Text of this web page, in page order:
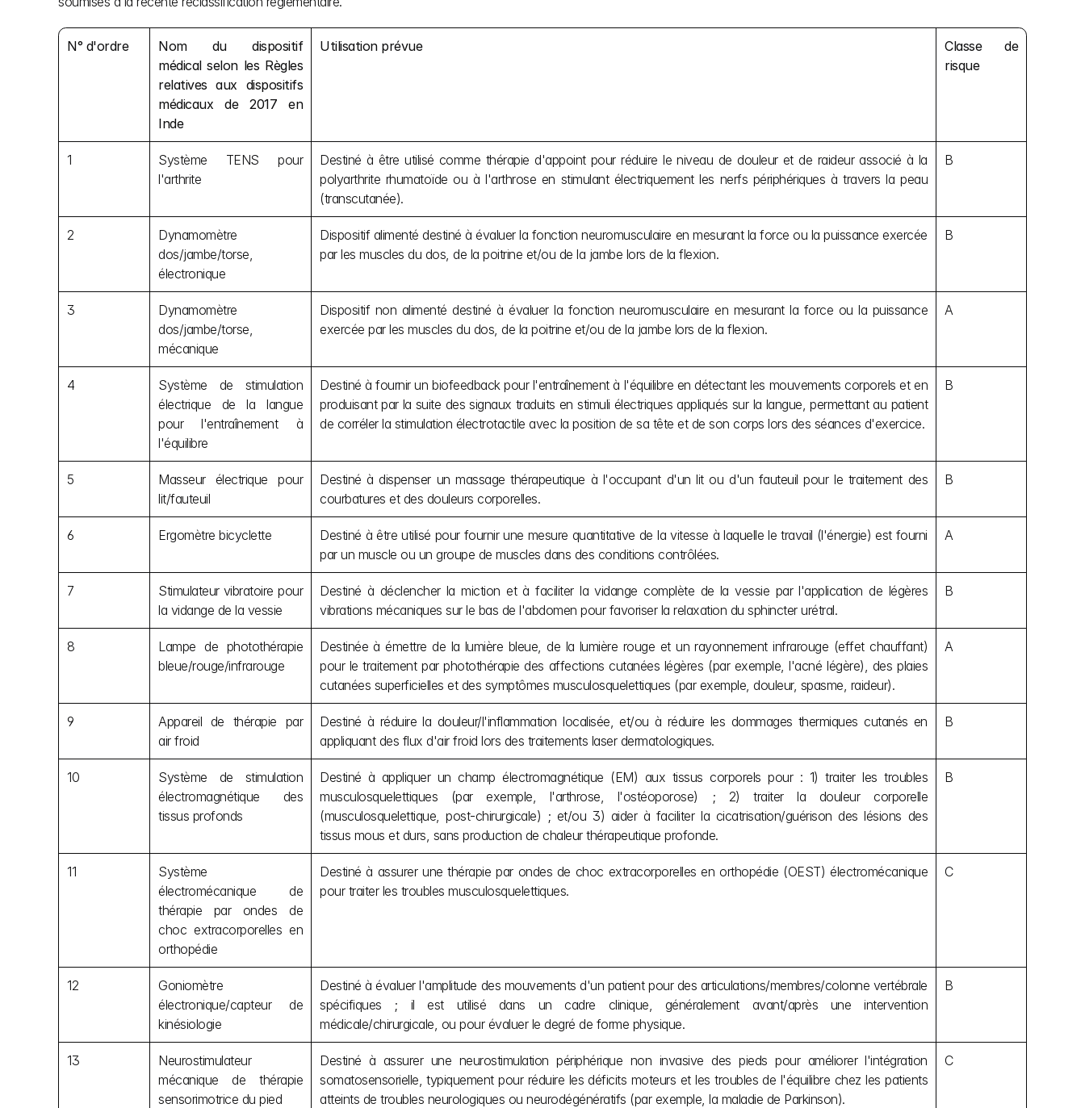
N° d'ordre
Nom du dispositif
médical selon les Règles
relatives aux dispositifs
médicaux de 2017 en
Inde
Utilisation prévue
Classe de
risque
1
Système TENS pour
l'arthrite
Destiné à être utilisé comme thérapie d'appoint pour réduire le niveau de douleur et de raideur associé à la
polyarthrite rhumatoïde ou à l'arthrose en stimulant électriquement les nerfs périphériques à travers la peau
(transcutanée).
B
2
Dynamomètre
dos/jambe/torse,
électronique
Dispositif alimenté destiné à évaluer la fonction neuromusculaire en mesurant la force ou la puissance exercée
par les muscles du dos, de la poitrine et/ou de la jambe lors de la flexion.
B
3
Dynamomètre
dos/jambe/torse,
mécanique
Dispositif non alimenté destiné à évaluer la fonction neuromusculaire en mesurant la force ou la puissance
exercée par les muscles du dos, de la poitrine et/ou de la jambe lors de la flexion.
A
4
Système de stimulation
électrique de la langue
pour l'entraînement à
l'équilibre
Destiné à fournir un biofeedback pour l'entraînement à l'équilibre en détectant les mouvements corporels et en
produisant par la suite des signaux traduits en stimuli électriques appliqués sur la langue, permettant au patient
de corréler la stimulation électrotactile avec la position de sa tête et de son corps lors des séances d'exercice.
B
5
Masseur électrique pour
lit/fauteuil
Destiné à dispenser un massage thérapeutique à l'occupant d'un lit ou d'un fauteuil pour le traitement des
courbatures et des douleurs corporelles.
B
6 Ergomètre bicyclette
Destiné à être utilisé pour fournir une mesure quantitative de la vitesse à laquelle le travail (l'énergie) est fourni
par un muscle ou un groupe de muscles dans des conditions contrôlées.
A
7
Stimulateur vibratoire pour
la vidange de la vessie
Destiné à déclencher la miction et à faciliter la vidange complète de la vessie par l'application de légères
vibrations mécaniques sur le bas de l'abdomen pour favoriser la relaxation du sphincter urétral.
B
8
Lampe de photothérapie
bleue/rouge/infrarouge
Destinée à émettre de la lumière bleue, de la lumière rouge et un rayonnement infrarouge (effet chauffant)
pour le traitement par photothérapie des affections cutanées légères (par exemple, l'acné légère), des plaies
cutanées superficielles et des symptômes musculosquelettiques (par exemple, douleur, spasme, raideur).
A
9
Appareil de thérapie par
air froid
Destiné à réduire la douleur/l'inflammation localisée, et/ou à réduire les dommages thermiques cutanés en
appliquant des flux d'air froid lors des traitements laser dermatologiques.
B
10
Système de stimulation
électromagnétique des
tissus profonds
Destiné à appliquer un champ électromagnétique (EM) aux tissus corporels pour : 1) traiter les troubles
musculosquelettiques (par exemple, l'arthrose, l'ostéoporose) ; 2) traiter la douleur corporelle
(musculosquelettique, post-chirurgicale) ; et/ou 3) aider à faciliter la cicatrisation/guérison des lésions des
tissus mous et durs, sans production de chaleur thérapeutique profonde.
B
11
Système
électromécanique de
thérapie par ondes de
choc extracorporelles en
orthopédie
Destiné à assurer une thérapie par ondes de choc extracorporelles en orthopédie (OEST) électromécanique
pour traiter les troubles musculosquelettiques.
C
12
Goniomètre
électronique/capteur de
kinésiologie
Destiné à évaluer l'amplitude des mouvements d'un patient pour des articulations/membres/colonne vertébrale
spécifiques ; il est utilisé dans un cadre clinique, généralement avant/après une intervention
médicale/chirurgicale, ou pour évaluer le degré de forme physique.
B
13
Neurostimulateur
mécanique de thérapie
sensorimotrice du pied
Destiné à assurer une neurostimulation périphérique non invasive des pieds pour améliorer l'intégration
somatosensorielle, typiquement pour réduire les déficits moteurs et les troubles de l'équilibre chez les patients
atteints de troubles neurologiques ou neurodégénératifs (par exemple, la maladie de Parkinson).
C